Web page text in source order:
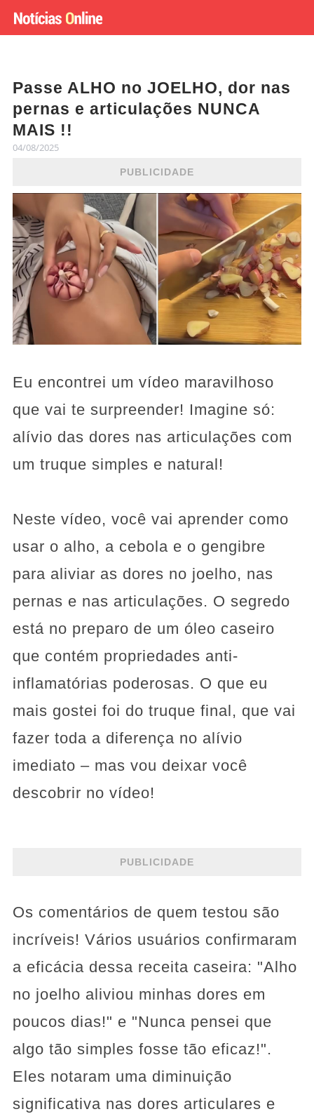
Passe ALHO no JOELHO, dor nas
pernas e articulações NUNCA
MAIS !!
04/08/2025
PUBLICIDADE
Eu encontrei um vídeo maravilhoso
que vai te surpreender! Imagine só:
alívio das dores nas articulações com
um truque simples e natural!
Neste vídeo, você vai aprender como
usar o alho, a cebola e o gengibre
para aliviar as dores no joelho, nas
pernas e nas articulações. O segredo
está no preparo de um óleo caseiro
que contém propriedades anti-
inflamatórias poderosas. O que eu
mais gostei foi do truque final, que vai
fazer toda a diferença no alívio
imediato – mas vou deixar você
descobrir no vídeo!
PUBLICIDADE
Os comentários de quem testou são
incríveis! Vários usuários confirmaram
a eficácia dessa receita caseira: "Alho
no joelho aliviou minhas dores em
poucos dias!" e "Nunca pensei que
algo tão simples fosse tão eficaz!".
Eles notaram uma diminuição
significativa nas dores articulares e